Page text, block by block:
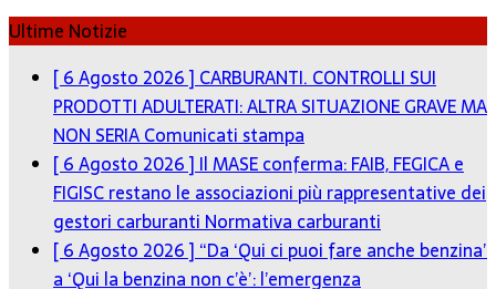
Ultime Notizie
[ 6 Agosto 2026 ] CARBURANTI. CONTROLLI SUI
PRODOTTI ADULTERATI: ALTRA SITUAZIONE GRAVE MA
NON SERIAComunicati stampa
[ 6 Agosto 2026 ] Il MASE conferma: FAIB, FEGICA e
FIGISC restano le associazioni più rappresentative dei
gestori carburanti Normativa carburanti
[ 6 Agosto 2026 ] “Da ‘Qui ci puoi fare anche benzina’
a ‘Qui la benzina non c’è’: l’emergenza